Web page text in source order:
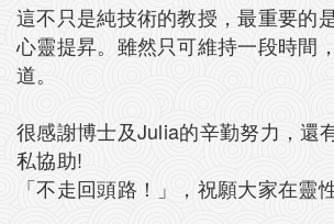
這不只是純技術的教授，最重要的
心靈提昇。雖然只可維持一段時間
道。
很感謝博士及Julia的辛勤努力，還
私協助!
「不走回頭路！」，祝願大家在靈